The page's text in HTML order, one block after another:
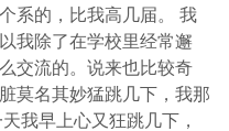
系的，比我高几届。 我
我除了在学校里经常邂
交流的。说来也比较奇
莫名其妙猛跳几下，我那
我早上心又狂跳几下，